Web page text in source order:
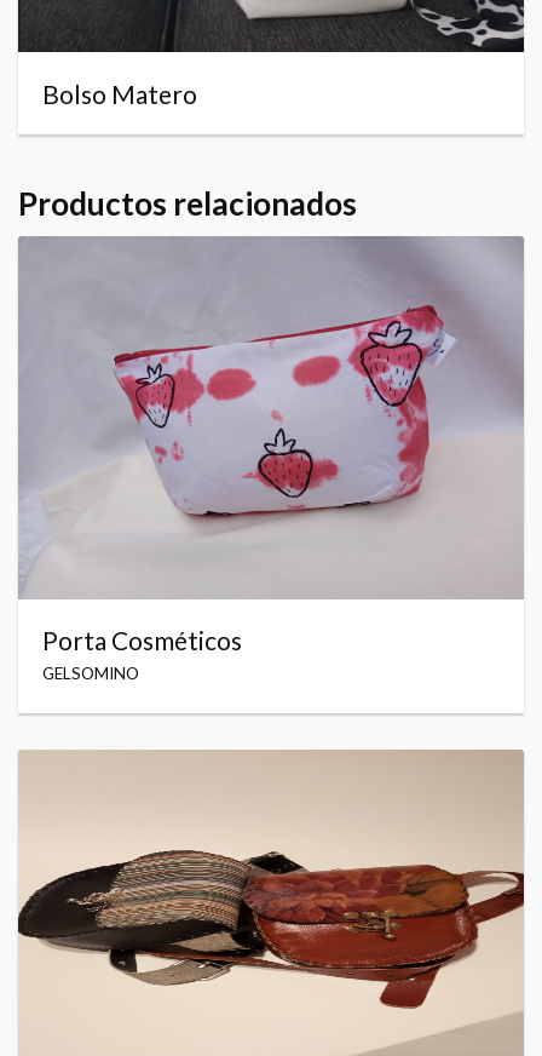
Bolso Matero
Productos relacionados
Porta Cosméticos
GELSOMINO